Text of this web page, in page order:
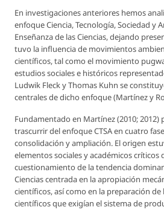
En investigaciones anteriores hemos
enfoque Ciencia, Tecnología, Sociedad y
Enseñanza de las Ciencias, dejando
tuvo la influencia de movimientos
científicos, tal como el movimiento
estudios sociales e históricos
Ludwik Fleck y Thomas Kuhn se
centrales de dicho enfoque (Martínez y
Fundamentado en Martínez (2010;
trascurrir del enfoque CTSA en cuatro
consolidación y ampliación. El origen
elementos sociales y académicos
cuestionamiento de la tendencia
Ciencias centrada en la apropiación
científicos, así como en la preparación
científicos que exigían el sistema de